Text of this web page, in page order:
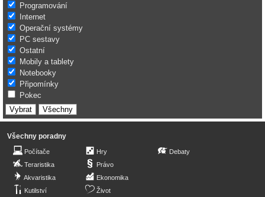
Programování
Internet
Operační systémy
PC sestavy
Ostatní
Mobily a tablety
Notebooky
Připomínky
Pokec
Všechny poradny
Počítače
Teraristika
Akvaristika
Kutilství
Hry
Právo
Ekonomika
Život
Debaty